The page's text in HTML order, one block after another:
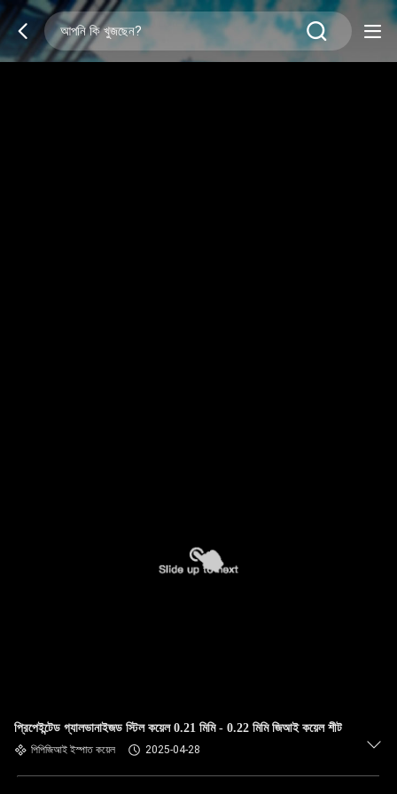
প্রিপেইন্টেড গ্যালভানাইজড স্টিল কয়েল 0.21 মিমি - 0.22 মিমি জিআই কয়েল শীট
পিপিজিআই ইস্পাত কয়েল 2025-04-28